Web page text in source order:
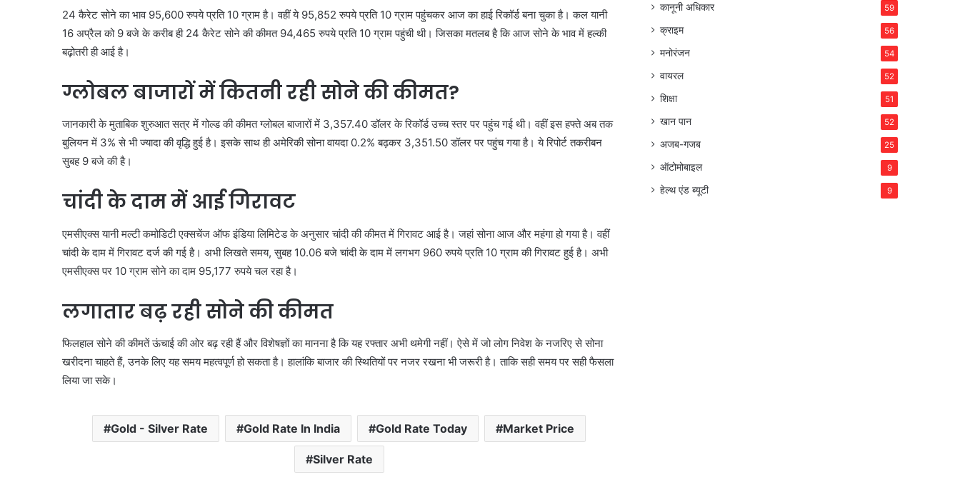
24 कैरेट सोने का भाव 95,600 रुपये प्रति 10 ग्राम है। वहीं ये 95,852 रुपये प्रति 10 ग्राम पहुंचकर आज का हाई रिकॉर्ड बना चुका है। कल यानी
16 अप्रैल को 9 बजे के करीब ही 24 कैरेट सोने की कीमत 94,465 रुपये प्रति 10 ग्राम पहुंची थी। जिसका मतलब है कि आज सोने के भाव में हल्की
बढ़ोतरी ही आई है।
ग्लोबल बाजारों में कितनी रही सोने की कीमत?
जानकारी के मुताबिक शुरुआत सत्र में गोल्ड की कीमत ग्लोबल बाजारों में 3,357.40 डॉलर के रिकॉर्ड उच्च स्तर पर पहुंच गई थी। वहीं इस हफ्ते अब तक
बुलियन में 3% से भी ज्यादा की वृद्धि हुई है। इसके साथ ही अमेरिकी सोना वायदा 0.2% बढ़कर 3,351.50 डॉलर पर पहुंच गया है। ये रिपोर्ट तकरीबन
सुबह 9 बजे की है।
चांदी के दाम में आई गिरावट
एमसीएक्स यानी मल्टी कमोडिटी एक्सचेंज ऑफ इंडिया लिमिटेड के अनुसार चांदी की कीमत में गिरावट आई है। जहां सोना आज और महंगा हो गया है। वहीं
चांदी के दाम में गिरावट दर्ज की गई है। अभी लिखते समय, सुबह 10.06 बजे चांदी के दाम में लगभग 960 रुपये प्रति 10 ग्राम की गिरावट हुई है। अभी
एमसीएक्स पर 10 ग्राम सोने का दाम 95,177 रुपये चल रहा है।
लगातार बढ़ रही सोने की कीमत
फिलहाल सोने की कीमतें ऊंचाई की ओर बढ़ रही हैं और विशेषज्ञों का मानना है कि यह रफ्तार अभी थमेगी नहीं। ऐसे में जो लोग निवेश के नजरिए से सोना
खरीदना चाहते हैं, उनके लिए यह समय महत्वपूर्ण हो सकता है। हालांकि बाजार की स्थितियों पर नजर रखना भी जरूरी है। ताकि सही समय पर सही फैसला
लिया जा सके।
Gold - Silver Rate Gold Rate In India Gold Rate Today Market Price
Silver Rate
कानूनी अधिकार 59
क्राइम 56
मनोरंजन 54
वायरल 52
शिक्षा 51
खान पान 52
अजब-गजब 25
ऑटोमोबाइल 9
हेल्थ एंड ब्यूटी 9